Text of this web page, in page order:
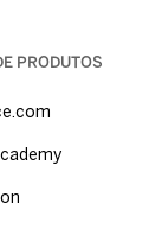
PRODUTOS